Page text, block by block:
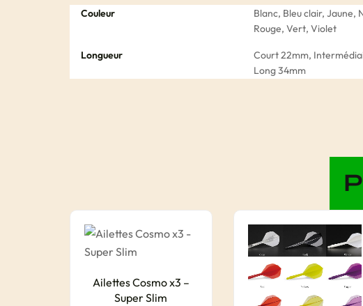
Couleur
Blanc, Bleu clair, Jaune,
Rouge, Vert, Violet
Longueur
Court 22mm,
Long 34mm
Ailettes Cosmo x3 –
Super Slim